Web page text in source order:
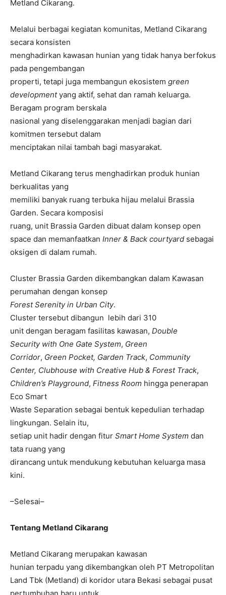
Metland Cikarang.
Melalui berbagai kegiatan komunitas, Metland Cikarang
secara konsisten
menghadirkan kawasan hunian yang tidak hanya berfokus
pada pengembangan
properti, tetapi juga membangun ekosistem green
developmentyang aktif, sehat dan ramah keluarga.
Beragam program berskala
nasional yang diselenggarakan menjadi bagian dari
komitmen tersebut dalam
menciptakan nilai tambah bagi masyarakat.
Metland Cikarang terus menghadirkan produk hunian
berkualitas yang
memiliki banyak ruang terbuka hijau melalui Brassia
Garden. Secara komposisi
ruang, unit Brassia Garden dibuat dalam konsep open
space dan memanfaatkan Inner & Back courtyard sebagai
oksigen di dalam rumah.
Cluster Brassia Garden dikembangkan dalam Kawasan
perumahan dengan konsep
Forest Serenity in Urban City.
Cluster tersebut dibangun lebih dari 310
unit dengan beragam fasilitas kawasan, Double
Security with One Gate System, Green
Corridor, Green Pocket, Garden Track, Community
Center, Clubhouse with Creative Hub & Forest Track,
Children’s Playground, Fitness Room hingga penerapan
Eco Smart
Waste Separation sebagai bentuk kepedulian terhadap
lingkungan. Selain itu,
setiap unit hadir dengan fitur Smart Home System dan
tata ruang yang
dirancang untuk mendukung kebutuhan keluarga masa
kini.
–Selesai–
Tentang Metland Cikarang
Metland Cikarang merupakan kawasan
hunian terpadu yang dikembangkan oleh PT Metropolitan
Land Tbk (Metland) di koridor utara Bekasi sebagai pusat